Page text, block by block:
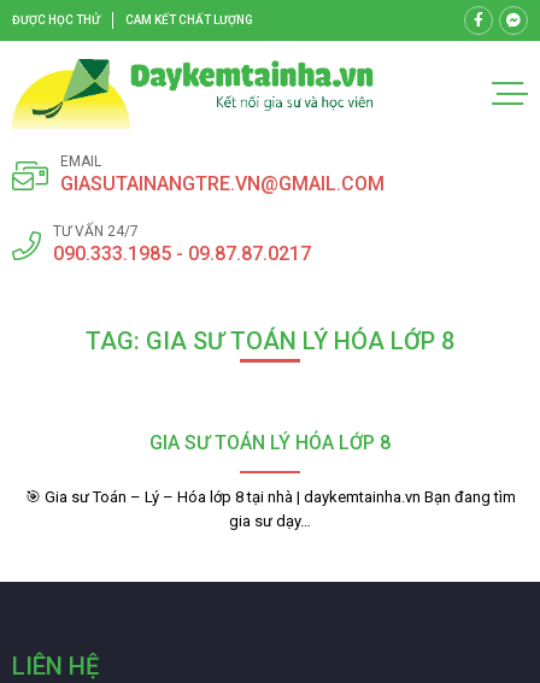
ĐƯỢC HỌC THỬ CAM KẾT CHẤT LƯỢNG
EMAIL
GIASUTAINANGTRE.VN@GMAIL.COM
TƯ VẤN 24/7
090.333.1985 - 09.87.87.0217
TAG: GIA SƯ TOÁN LÝ HÓA LỚP 8
GIA SƯ TOÁN LÝ HÓA LỚP 8
🎯 Gia sư Toán – Lý – Hóa lớp 8 tại nhà | daykemtainha.vn Bạn đang tìm
gia sư dạy…
LIÊN HỆ